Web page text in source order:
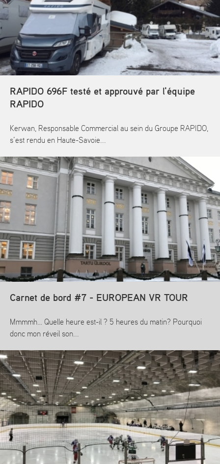
RAPIDO 696F testé et approuvé par l'équipe
RAPIDO
Kerwan, Responsable Commercial au sein du Groupe RAPIDO,
s’est rendu en Haute-Savoie...
En savoir plus
Carnet de bord #7 - EUROPEAN VR TOUR
Mmmmh… Quelle heure est-il ? 5 heures du matin? Pourquoi
donc mon réveil son...
En savoir plus